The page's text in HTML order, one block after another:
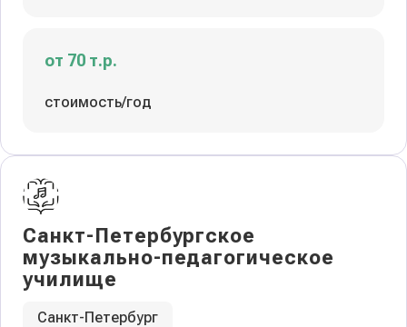
от 70 т.р.
стоимость/год
Санкт-Петербургское
музыкально-педагогическое
училище
Санкт-Петербург